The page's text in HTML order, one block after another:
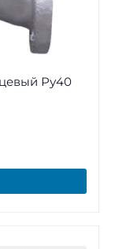
Ру40